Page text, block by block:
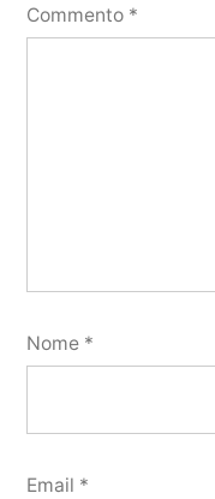
Commento *
Nome *
Email *